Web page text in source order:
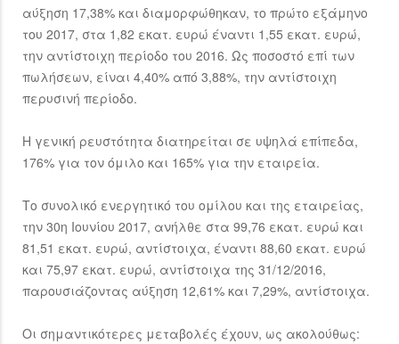
αύξηση 17,38% και διαμορφώθηκαν, το πρώτο εξάμηνο
του 2017, στα 1,82 εκατ. ευρώ έναντι 1,55 εκατ. ευρώ,
την αντίστοιχη περίοδο του 2016. Ως ποσοστό επί των
πωλήσεων, είναι 4,40% από 3,88%, την αντίστοιχη
περυσινή περίοδο.
Η γενική ρευστότητα διατηρείται σε υψηλά επίπεδα,
176% για τον όμιλο και 165% για την εταιρεία.
Το συνολικό ενεργητικό του ομίλου και της εταιρείας,
την 30η Ιουνίου 2017, ανήλθε στα 99,76 εκατ. ευρώ και
81,51 εκατ. ευρώ, αντίστοιχα, έναντι 88,60 εκατ. ευρώ
και 75,97 εκατ. ευρώ, αντίστοιχα της 31/12/2016,
παρουσιάζοντας αύξηση 12,61% και 7,29%, αντίστοιχα.
Οι σημαντικότερες μεταβολές έχουν, ως ακολούθως: